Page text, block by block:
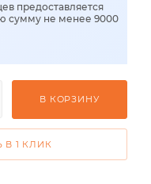
предоставляется
сумму не менее 9000
В КОРЗИНУ
В 1 КЛИК